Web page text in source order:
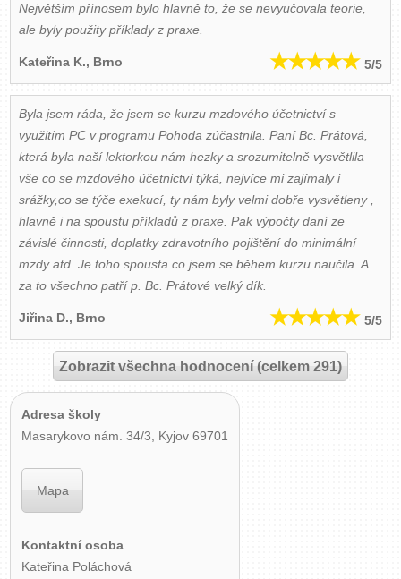
Největším přínosem bylo hlavně to, že se nevyučovala teorie,
ale byly použity příklady z praxe.
Kateřina K., Brno 5/5
Byla jsem ráda, že jsem se kurzu mzdového účetnictví s
využitím PC v programu Pohoda zúčastnila. Paní Bc. Prátová,
která byla naší lektorkou nám hezky a srozumitelně vysvětlila
vše co se mzdového účetnictví týká, nejvíce mi zajímaly i
srážky,co se týče exekucí, ty nám byly velmi dobře vysvětleny ,
hlavně i na spoustu příkladů z praxe. Pak výpočty daní ze
závislé činnosti, doplatky zdravotního pojištění do minimální
mzdy atd. Je toho spousta co jsem se během kurzu naučila. A
za to všechno patří p. Bc. Prátové velký dík.
Jiřina D., Brno 5/5
Zobrazit všechna hodnocení (celkem 291)
Adresa školy
Masarykovo nám. 34/3, Kyjov 69701
Mapa
Kontaktní osoba
Kateřina Poláchová